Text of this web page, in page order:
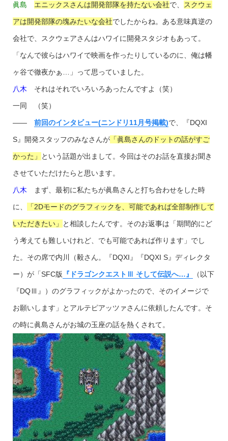
眞島 エニックスさんは開発部隊を持たない会社で、 スクウェ
アは開発部隊の塊みたいな会社でしたからね。ある意味真逆の
会社で、スクウェアさんはハワイに開発スタジオもあって。
「なんで彼らはハワイで映画を作ったりしているのに、俺は幡
ヶ谷で徹夜かぁ…」って思っていました。
八木 それはそれでいろいろあったんですよ（笑）
一同 （笑）
―― 前回のインタビュー(ニンドリ11月号掲載)で、『DQXI
S』開発スタッフのみなさんが「眞島さんのドットの話がすご
かった」 という話題が出まして。今回はそのお話を直接お聞き
させていただけたらと思います。
八木 まず、最初に私たちが眞島さんと打ち合わせをした時
に、 「2Dモードのグラフィックを、可能であれば全部制作して
いただきたい」 と相談したんです。そのお返事は「期間的にど
う考えても難しいけれど、でも可能であれば作ります」でし
た。その席で内川（毅さん。『DQXI』『DQXI S』ディレクタ
ー）が「SFC版 『ドラゴンクエストⅢ そして伝説へ…』 （以下
『DQⅢ』）のグラフィックがよかったので、そのイメージで
お願いします」とアルテピアッツァさんに依頼したんです。そ
の時に眞島さんがお城の玉座の話を熱くされて。